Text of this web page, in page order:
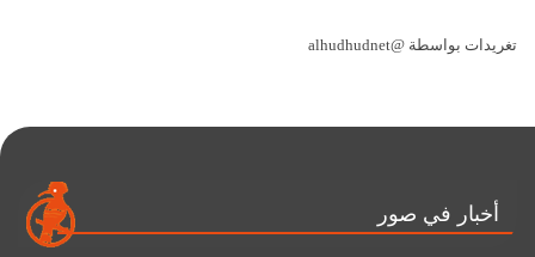
تغريدات بواسطة @alhudhudnet
أخبار في صور